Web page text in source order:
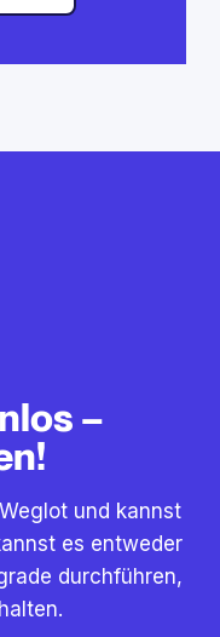
–
und kannst
es entweder
durchführen,